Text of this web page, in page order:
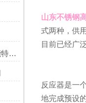
高剪切乳化机各组成部件功能特点的专业阐释与分享
山东不锈钢
式两种，供
目前已经广
反应器是一
地完成预设